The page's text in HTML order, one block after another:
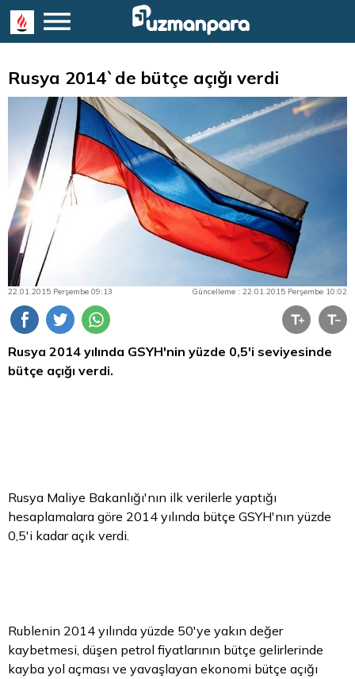
Rusya 2014`de bütçe açığı verdi
22.01.2015 Perşembe 09:13 Güncelleme : 22.01.2015 Perşembe 10:02
Rusya 2014 yılında GSYH'nin yüzde 0,5'i seviyesinde
bütçe açığı verdi.
Rusya Maliye Bakanlığı'nın ilk verilerle yaptığı
hesaplamalara göre 2014 yılında bütçe GSYH'nın yüzde
0,5'i kadar açık verdi.
Rublenin 2014 yılında yüzde 50'ye yakın değer
kaybetmesi, düşen petrol fiyatlarının bütçe gelirlerinde
kayba yol açması ve yavaşlayan ekonomi bütçe açığı